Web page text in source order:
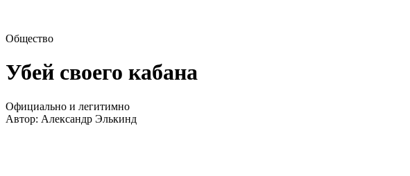
Общество
Убей своего кабана
Официально и легитимно
Автор: Александр Элькинд